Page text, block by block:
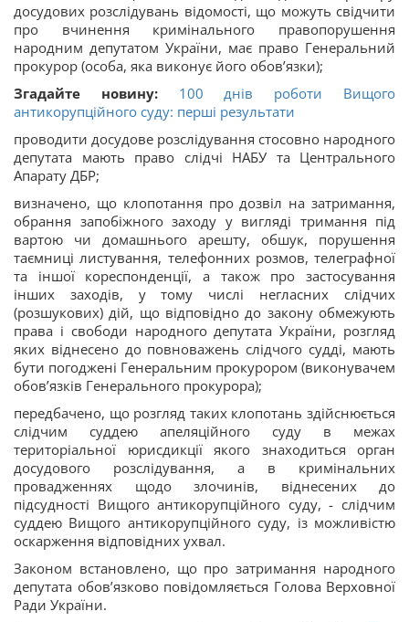
досудових розслідувань відомості, що можуть свідчити
про вчинення кримінального правопорушення
народним депутатом України, має право Генеральний
прокурор (особа, яка виконує його обов’язки);
Згадайте новину:
100 днів роботи Вищого
антикорупційного суду: перші результати
проводити досудове розслідування стосовно народного
депутата мають право слідчі НАБУ та Центрального
Апарату ДБР;
визначено, що клопотання про дозвіл на затримання,
обрання запобіжного заходу у вигляді тримання під
вартою чи домашнього арешту, обшук, порушення
таємниці листування, телефонних розмов, телеграфної
та іншої кореспонденції, а також про застосування
інших заходів, у тому числі негласних слідчих
(розшукових) дій, що відповідно до закону обмежують
права і свободи народного депутата України, розгляд
яких віднесено до повноважень слідчого судді, мають
бути погоджені Генеральним прокурором (виконувачем
обов’язків Генерального прокурора);
передбачено, що розгляд таких клопотань здійснюється
слідчим суддею апеляційного суду в межах
територіальної юрисдикції якого знаходиться орган
досудового розслідування, а в кримінальних
провадженнях щодо злочинів, віднесених до
підсудності Вищого антикорупційного суду, - слідчим
суддею Вищого антикорупційного суду, із можливістю
оскарження відповідних ухвал.
Законом встановлено, що про затримання народного
депутата обов’язково повідомляється Голова Верховної
Ради України.